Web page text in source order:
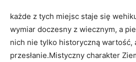
każde z tych miejsc staje się
wymiar doczesny z wiecznym, a
nich nie tylko historyczną wartość,
przesłanie.Mistyczny charakter